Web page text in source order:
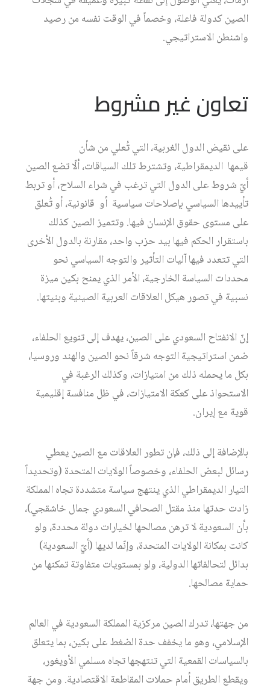
الصين كدولة فاعلة، وخصماً في الوقت نفسه من رصيد
واشنطن الاستراتيجي.
تعاون غير مشروط
على نقيض الدول الغربية، التي تُعلي من شأن
قيمها الديمقراطية، وتشترط تلك السياقات، ألّا تضع الصين
أيّ شروط على الدول التي ترغب في شراء السلاح، أو تربط
تأييدها السياسي بإصلاحات سياسية أو قانونية، أو تُعلق
على مستوى حقوق الإنسان فيها. وتتميز الصين كذلك
باستقرار الحكم فيها بيد حزب واحد، مقارنة بالدول الأخرى
التي تتعدد فيها آليات التأثير والتوجه السياسي نحو
محددات السياسة الخارجية، الأمر الذي يمنح بكين ميزة
نسبية في تصور هيكل العلاقات العربية الصينية وبنيتها.
إنّ الانفتاح السعودي على الصين، يهدف إلى تنويع الحلفاء،
ضمن استراتيجية التوجه شرقاً نحو الصين والهند وروسيا،
بكل ما يحمله ذلك من امتيازات، وكذلك الرغبة في
الاستحواذ على كعكة الامتيازات، في ظل منافسة إقليمية
قوية مع إيران.
بالإضافة إلى ذلك، فإن تطور العلاقات مع الصين يعطي
رسائل لبعض الحلفاء، وخصوصاً الولايات المتحدة (وتحديداً
التيار الديمقراطي الذي ينتهج سياسة متشددة تجاه المملكة
زادت حدتها منذ مقتل الصحافي السعودي جمال خاشقجي)،
بأن السعودية لا ترهن مصالحها لخيارات دولة محددة، ولو
كانت بمكانة الولايات المتحدة، وإنّما لديها (أيّ السعودية)
بدائل لتحالفاتها الدولية، ولو بمستويات متفاوتة تمكنها من
حماية مصالحها.
من جهتها، تدرك الصين مركزية المملكة السعودية في العالم
الإسلامي، وهو ما يخفف حدة الضغط على بكين، بما يتعلق
بالسياسات القمعية التي تنتهجها تجاه مسلمي الأويغور،
ويقطع الطريق أمام حملات المقاطعة الاقتصادية. ومن جهة